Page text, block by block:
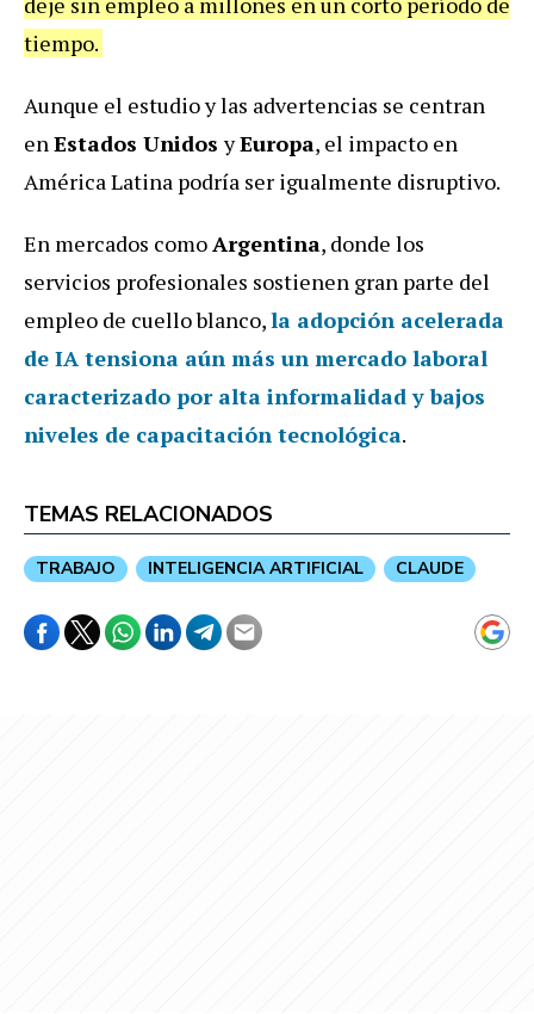
tiempo.
Aunque el estudio y las advertencias se centran
enEstados UnidosyEuropa, el impacto en
América Latina podría ser igualmente disruptivo.
En mercados comoArgentina, donde los
servicios profesionales sostienen gran parte del
empleo de cuello blanco,la adopción acelerada
de IA tensiona aún más un mercado laboral
caracterizado por alta informalidad y bajos
niveles de capacitación tecnológica.
TEMAS RELACIONADOS
TRABAJO INTELIGENCIA ARTIFICIAL CLAUDE